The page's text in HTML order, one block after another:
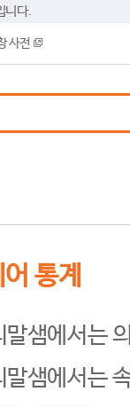
니다.
사전
통계
말샘에서는
말샘에서는